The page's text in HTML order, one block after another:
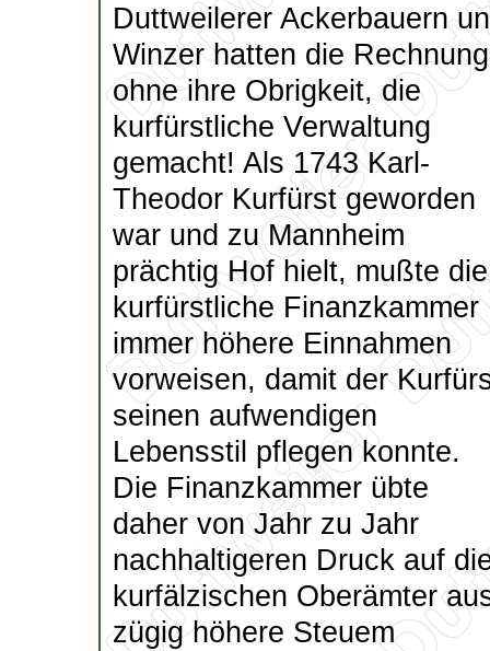
Duttweilerer Ackerbauern
Winzer hatten die Rechnung
ohne ihre Obrigkeit, die
kurfürstliche Verwaltung
gemacht! Als 1743 Karl-
Theodor Kurfürst geworden
war und zu Mannheim
prächtig Hof hielt, mußte die
kurfürstliche Finanzkammer
immer höhere Einnahmen
vorweisen, damit der
seinen aufwendigen
Lebensstil pflegen konnte.
Die Finanzkammer übte
daher von Jahr zu Jahr
nachhaltigeren Druck auf
kurfälzischen Oberämter
zügig höhere Steuem